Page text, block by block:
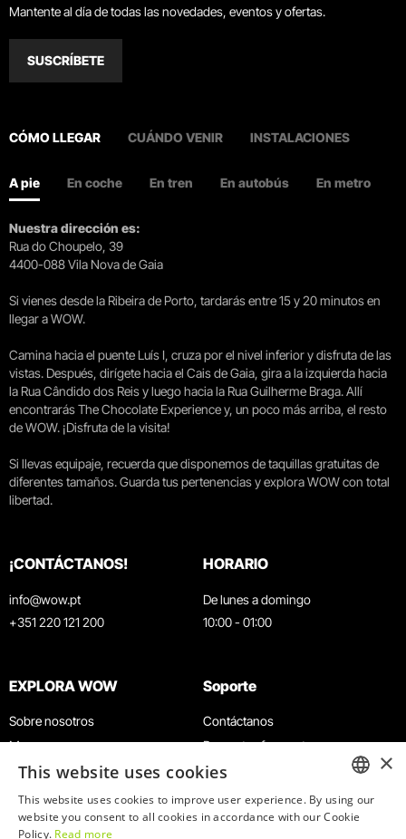
Mantente al día de todas las novedades, eventos y ofertas.
SUSCRÍBETE
CÓMO LLEGAR CUÁNDO VENIR INSTALACIONES
A pie En coche En tren En autobús En metro
Nuestra dirección es:
Rua do Choupelo, 39
4400-088 Vila Nova de Gaia
Si vienes desde la Ribeira de Porto, tardarás entre 15 y 20 minutos en
llegar a WOW.
Camina hacia el puente Luís I, cruza por el nivel inferior y disfruta de las
vistas. Después, dirígete hacia el Cais de Gaia, gira a la izquierda hacia
la Rua Cândido dos Reis y luego hacia la Rua Guilherme Braga. Allí
encontrarás The Chocolate Experience y, un poco más arriba, el resto
de WOW. ¡Disfruta de la visita!
Si llevas equipaje, recuerda que disponemos de taquillas gratuitas de
diferentes tamaños. Guarda tus pertenencias y explora WOW con total
libertad.
¡CONTÁCTANOS!
info@wow.pt
+351 220 121 200
HORARIO
De lunes a domingo
10:00 - 01:00
EXPLORA WOW
Sobre nosotros
Museos
Agenda
Noticias
Restaurantes
Soporte
Contáctanos
Preguntas frecuentes
Términos y condiciones
Política de privacidad y cookies
Trabaja con nosotrosENGLISH
×
This website uses cookies
This website uses cookies to improve user experience. By using our
website you consent to all cookies in accordance with our Cookie
Policy. Read more